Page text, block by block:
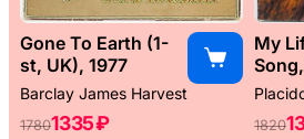
Gone To Earth (1-
st, UK), 1977
Barclay James Harvest
17801335 ₽
My
1820